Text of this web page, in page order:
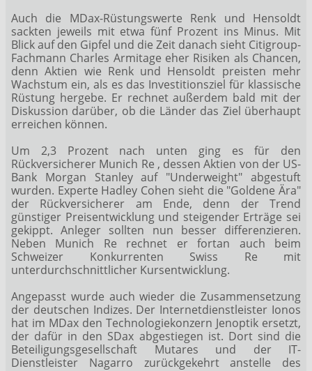
Auch die MDax-Rüstungswerte Renk und Hensoldt
sackten jeweils mit etwa fünf Prozent ins Minus. Mit
Blick auf den Gipfel und die Zeit danach sieht Citigroup-
Fachmann Charles Armitage eher Risiken als Chancen,
denn Aktien wie Renk und Hensoldt preisten mehr
Wachstum ein, als es das Investitionsziel für klassische
Rüstung hergebe. Er rechnet außerdem bald mit der
Diskussion darüber, ob die Länder das Ziel überhaupt
erreichen können.
Um 2,3 Prozent nach unten ging es für den
Rückversicherer Munich Re , dessen Aktien von der US-
Bank Morgan Stanley auf "Underweight" abgestuft
wurden. Experte Hadley Cohen sieht die "Goldene Ära"
der Rückversicherer am Ende, denn der Trend
günstiger Preisentwicklung und steigender Erträge sei
gekippt. Anleger sollten nun besser differenzieren.
Neben Munich Re rechnet er fortan auch beim
Schweizer Konkurrenten Swiss Re mit
unterdurchschnittlicher Kursentwicklung.
Angepasst wurde auch wieder die Zusammensetzung
der deutschen Indizes. Der Internetdienstleister Ionos
hat im MDax den Technologiekonzern Jenoptik ersetzt,
der dafür in den SDax abgestiegen ist. Dort sind die
Beteiligungsgesellschaft Mutares und der IT-
Dienstleister Nagarro zurückgekehrt anstelle des